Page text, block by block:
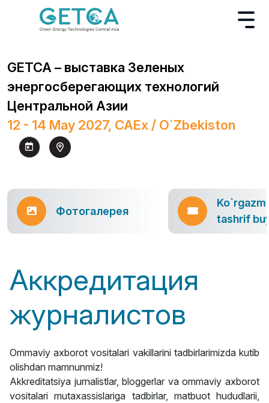
GETCA – выставка Зеленых
энергосберегающих технологий
Центральной Азии
12 - 14 May 2027, CAEx / O`zbekiston
Фотогалерея
tashrif
Аккредитация
журналистов
Ommaviy axborot vositalari vakillarini tadbirlarimizda kutib
olishdan mamnunmiz!
Akkreditatsiya jurnalistlar, bloggerlar va ommaviy axborot
vositalari mutaxassislariga tadbirlar, matbuot hududlarii,